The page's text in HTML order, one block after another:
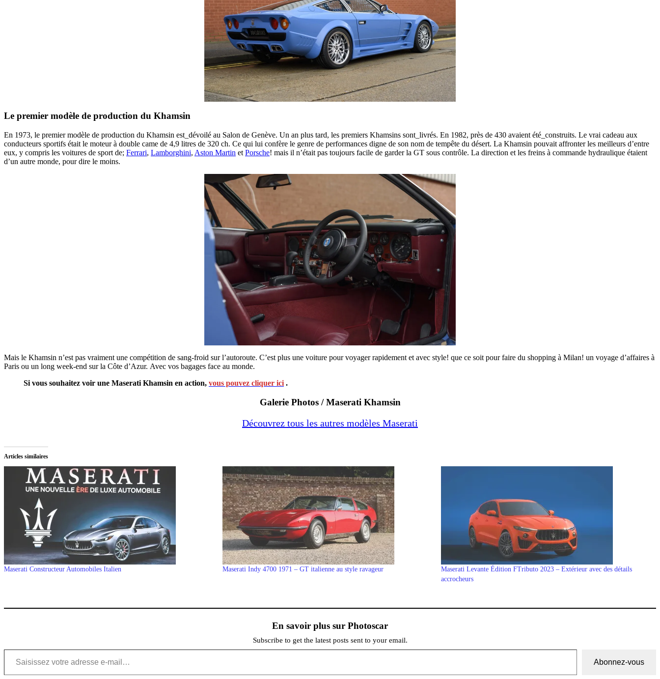
Le premier modèle de production du Khamsin
En 1973, le premier modèle de production du Khamsin est_dévoilé au Salon de Genève. Un an plus tard, les premiers Khamsins sont_livrés. En 1982, près de 430 avaient été_construits. Le vrai cadeau aux
conducteurs sportifs était le moteur à double came de 4,9 litres de 320 ch. Ce qui lui confère le genre de performances digne de son nom de tempête du désert. La Khamsin pouvait affronter les meilleurs d’entre
eux, y compris les voitures de sport de; Ferrari, Lamborghini, Aston Martin et Porsche! mais il n’était pas toujours facile de garder la GT sous contrôle. La direction et les freins à commande hydraulique étaient
d’un autre monde, pour dire le moins.
Mais le Khamsin n’est pas vraiment une compétition de sang-froid sur l’autoroute. C’est plus une voiture pour voyager rapidement et avec style! que ce soit pour faire du shopping à Milan! un voyage d’affaires à
Paris ou un long week-end sur la Côte d’Azur. Avec vos bagages face au monde.
Si vous souhaitez voir une Maserati Khamsin en action, vous pouvez cliquer ici .
Galerie Photos / Maserati Khamsin
Découvrez tous les autres modèles Maserati
Articles similaires
Maserati Constructeur Automobiles Italien Maserati Indy 4700 1971 – GT italienne au style ravageur
Maserati Levante Édition FTributo 2023 – Extérieur avec des détails
accrocheurs
En savoir plus sur Photoscar
Subscribe to get the latest posts sent to your email.
Saisissez votre adresse e-mail…
Abonnez-vous